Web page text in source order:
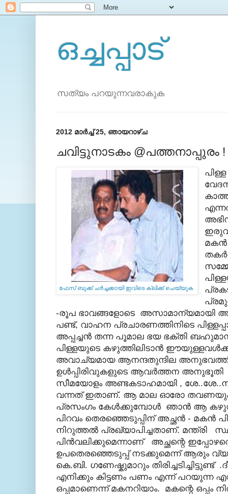
ഒച്ചപ്പാട്
സത്യം പറയുന്നവരാകുക
2012 മാർച്ച് 25, ഞായറാഴ്‌ച
ചവിട്ടുനാടകം @പത്തനാപ്പുരം !
ഫേസ് ബുക്ക്‌ ചര്‍ച്ചക്കായി ഇവിടെ ക്ലിക്ക് ചെയ്യുക
മകന്‍
-രൂപ ഭാവങ്ങളോടെ അസാമാന്യമായി
പണ്ട്, വാഹന പ്രചാരണത്തിനിടെ
അപ്പച്ചന്‍ തന്ന പൂമാല ഭയ ഭക്തി
പിള്ളയുടെ കഴുത്തിലിടാന്‍
അവാച്യമായ ആനന്ദതുന്ദില
ഉള്‍പ്പിരിവുകളുടെ ആവര്‍ത്തന
സീമയോളം അണ്ടകടാഹമായി ,
വന്നത് ഇതാണ്. ആ മാല ഓരോ തവണയും
പ്രസംഗം കേള്‍ക്കുമ്പോള്‍ ഞാന്‍ ആ
പിറവം തെരഞ്ഞെടുപ്പിന് അച്ഛന്‍ - മകന്‍
നിറുത്തല്‍ പ്രഖ്യാപിച്ചതാണ്. മന്ത്രി
പിന്‍വലിക്കുമെന്നാണ് അച്ഛന്റെ
ഉപതെരഞ്ഞെടുപ്പ് നടക്കുമെന്ന് ആരും
കെ.ബി. ഗണേഷ്കുമാറും തിരിച്ചടിച്ചിട്ടുണ്ട്
എനിക്കും കിട്ടണം പണം എന്ന് പറയുന്ന
ഒപ്പമാണെന്ന് മകനറിയാം. മകന്റെ ഒപ്പം